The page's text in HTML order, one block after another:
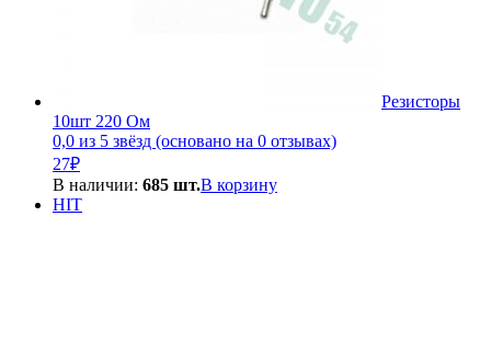
Резисторы
10шт 220 Ом
0,0 из 5 звёзд (основано на 0 отзывах)
27₽
В наличии: 685 шт.В корзину
HIT